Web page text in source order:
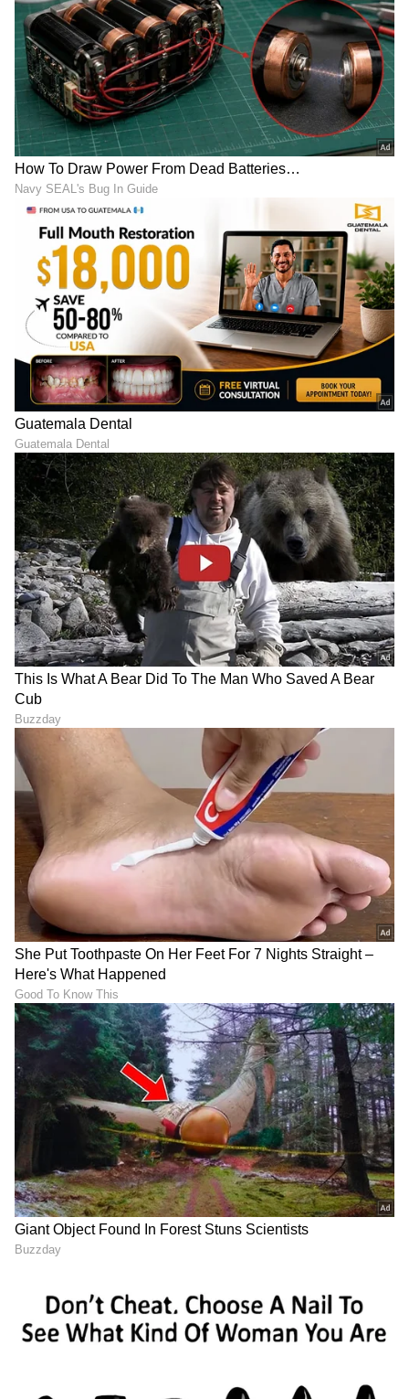
ಕಿಯಾ ಕಾರೆನ್ಸ್ ಕ್ಲಾವಿಸ್ ಮೇಲೆ
₹1.20 ಲಕ್ಷ ಭರ್ಜರಿ ಡಿಸ್ಕೌಂಟ್; 7
ಸೀಟರ್ ಕಾರು ಖರೀದಿಗೆ ಇದೇ
ಸುವರ್ಣಾವಕಾಶ
ಬಡತನದಲ್ಲಿ ಕಡಲೆ ಮಾರಿ ಬೆಳೆಸಿದ
ಅಪ್ಪನಿಗೆ 3 ಕೋಟಿ ರೂ ಕಾರು
ಕೊಡಿಸಿ ಭಾವುಕರಾದ ನಟ
ಬರೋಬ್ಬರಿ 100 ಹಾರ್ನ್,
ಸೋಶಿಯಲ್ ಮೀಡಿಯಾದಲ್ಲಿ
ಧೂಳೆಬ್ಬಿಸಿದ ಬೈಕ್ ಸೀಜ್ ಮಾಡಿದ
ಪೊಲೀಸ್
ಭಾರತಕ್ಕೂ ಬಂತು ಹಾರುವ ಕಾರು:
ಪೆಟ್ರೋಲ್​, ಡೀಸೆಲ್​, ಎಥೆನಾಲ್​
ಬೇಡ್ವೇ ಬೇಡ- ಯಶಸ್ವಿ ಪರೀಕ್ಷೆ
LATEST VIDEOS
"ರಾಜಕೀಯ ಬೇಡ, ಸಿನಿಮಾನೇ ಪ್ರಾಣ":
ಕನಕೋತ್ಸವದಲ್ಲಿ ರಿಷಬ್ ಶೆಟ್ಟಿ | Rishab
Shetty speech | Suvarna News
ಶೇ.50 ರಿಂದ ಶೇ.18 ಕ್ಕೆ TAX ಇಳಿಕೆ: ಮೋದಿ-
ಟ್ರಂಪ್ ಐತಿಹಾಸಿಕ ಒಪ್ಪಂದ | India US
Trade Deal | Party Rounds